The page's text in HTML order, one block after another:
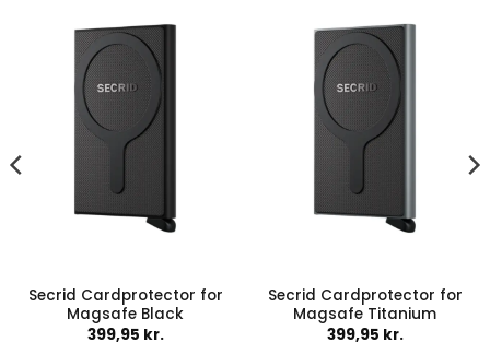
Secrid Cardprotector for
Magsafe Black
399,95 kr.
Secrid Cardprotector for
Magsafe Titanium
399,95 kr.